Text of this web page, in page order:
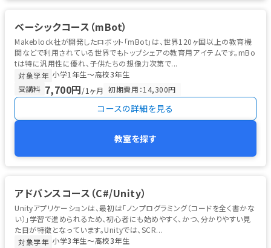
ベーシックコース（mBot）
Makeblock社が開発したロボット「mBot」は、世界120ヶ国以上の教育機
関などで利用されている世界でもトップシェアの教育用アイテムです。mBo
tは特に汎用性に優れ、子供たちの想像力次第で...
対象学年 小学1年生〜高校3年生
受講料 7,700円/1ヶ月 初期費用：14,300円
コースの詳細を見る
教室を探す
アドバンスコース（C#/Unity）
Unityアプリケーションは、最初は「ノンプログラミング（コードを全く書かな
い）」学習で進められるため、初心者にも始めやすく、かつ、分かりやすい見
た目が特徴となっています。Unityでは、SCR...
対象学年 小学3年生〜高校3年生